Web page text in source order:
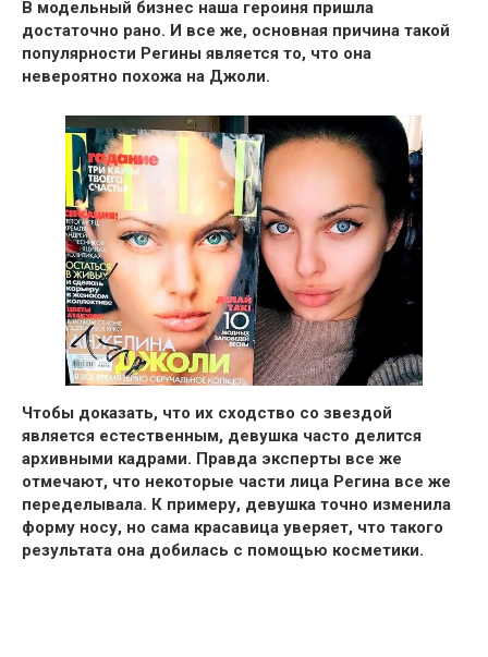
В модельный бизнес наша героиня пришла
достаточно рано. И все же, основная причина такой
популярности Регины является то, что она
невероятно похожа на Джоли.
Чтобы доказать, что их сходство со звездой
является естественным, девушка часто делится
архивными кадрами. Правда эксперты все же
отмечают, что некоторые части лица Регина все же
переделывала. К примеру, девушка точно изменила
форму носу, но сама красавица уверяет, что такого
результата она добилась с помощью косметики.